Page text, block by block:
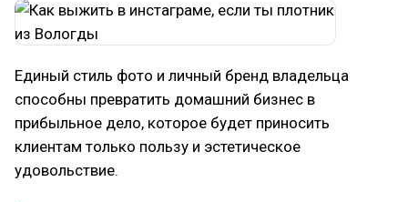
Единый стиль фото и личный бренд владельца
способны превратить домашний бизнес в
прибыльное дело, которое будет приносить
клиентам только пользу и эстетическое
удовольствие.